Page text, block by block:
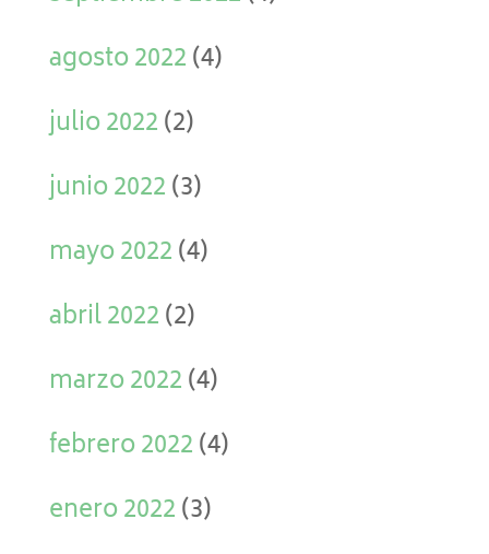
agosto 2022(4)
julio 2022(2)
junio 2022(3)
mayo 2022(4)
abril 2022(2)
marzo 2022(4)
febrero 2022(4)
enero 2022(3)